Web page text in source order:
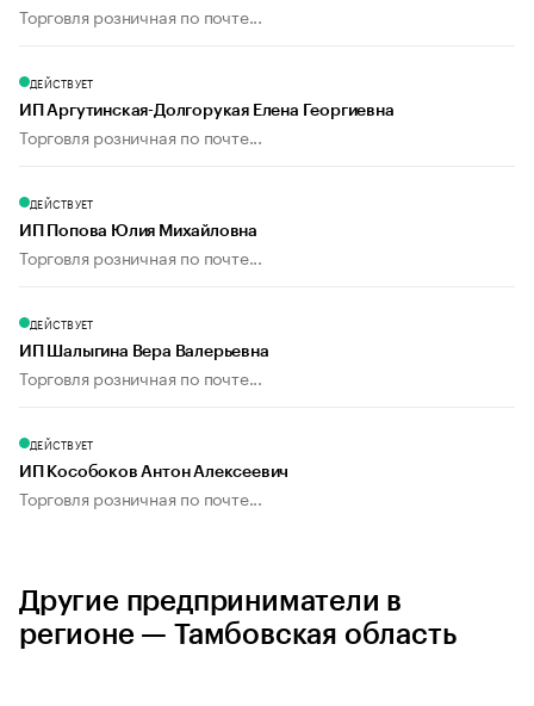
Торговля розничная по почте...
ДЕЙСТВУЕТ
ИП Аргутинская-Долгорукая Елена Георгиевна
Торговля розничная по почте...
ДЕЙСТВУЕТ
ИП Попова Юлия Михайловна
Торговля розничная по почте...
ДЕЙСТВУЕТ
ИП Шалыгина Вера Валерьевна
Торговля розничная по почте...
ДЕЙСТВУЕТ
ИП Кособоков Антон Алексеевич
Торговля розничная по почте...
Другие предприниматели в
регионе — Тамбовская область